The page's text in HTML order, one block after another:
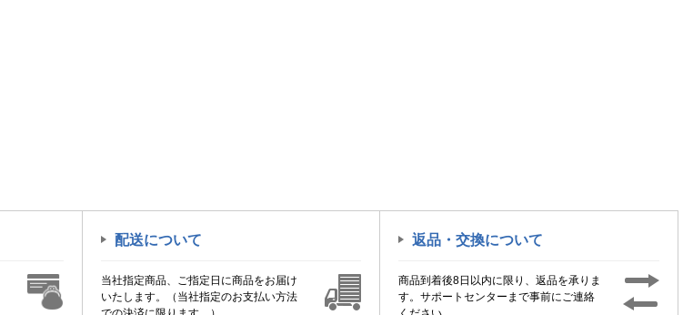
配送について
当社指定商品、ご指定日に商品をお届け
いたします。（当社指定のお支払い方法
返品・交換について
商品到着後8日以内に限り、返品を承りま
す。サポートセンターまで事前にご連絡